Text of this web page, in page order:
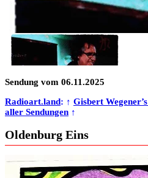
Sendung vom 06.11.2025
Radioart.land: ↑ Gisbert
aller Sendungen ↑
Oldenburg Eins